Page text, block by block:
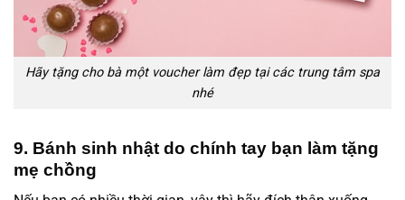
Hãy tặng cho bà một voucher làm đẹp tại các trung tâm spa
nhé
9. Bánh sinh nhật do chính tay bạn làm tặng
mẹ chồng